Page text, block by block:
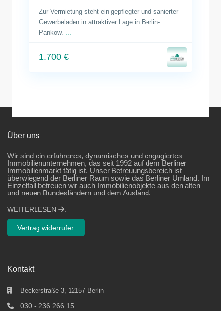
Zur Vermietung steht ein gepflegter und sanierter
Gewerbeladen in attraktiver Lage in Berlin-
Pankow.
1.700 €
Über uns
Wir sind ein erfahrenes, dynamisches und engagiertes
Immobilienunternehmen, das seit 1992 auf dem Berliner
Immobilienmarkt tätig ist. Unser Betreuungsbereich ist
überwiegend der Berliner Raum sowie das Berliner Umland. Im
Einzelfall betreuen wir auch Immobilienobjekte aus den alten
und neuen Bundesländern und dem Ausland.
WEITERLESEN
Vertrag widerrufen
Kontakt
Beckerstraße 3, 12157 Berlin
030 - 236 266 15